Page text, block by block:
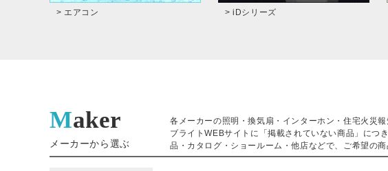
> エアコン > iDシリーズ
Maker
メーカーから選ぶ
各メーカーの照明・換気扇・インターホン・住宅火災
ブライトWEBサイトに「掲載されていない商品」につ
品・カタログ・ショールーム・他店などで、ご希望の